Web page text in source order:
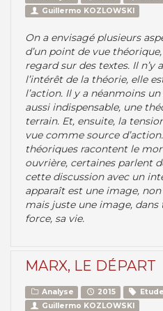
Guillermo KOZLOWSKI
On a envisagé plusieurs
d’un point de vue
regard sur des textes. Il n’y
l’intérêt de la théorie, elle
l’action. Il y a néanmoins
aussi indispensable, une
terrain. Et, ensuite, la
vue comme source
théoriques racontent le
ouvrière, certaines parlent
cette discussion avec un
apparaît est une image, non
mais juste une image,
force, sa vie.
MARX, LE DÉPART
Analyse 2015
Guillermo KOZLOWSKI